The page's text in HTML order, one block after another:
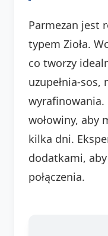
Parmezan jest
typem Zioła.
co tworzy
uzupełnia-sos,
wyrafinowania.
wołowiny, aby
kilka dni.
dodatkami,
połączenia.